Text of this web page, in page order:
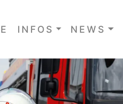
INFOS NEWS